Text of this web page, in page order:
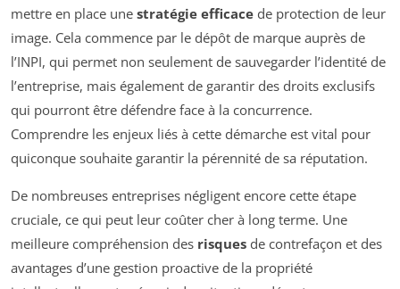
mettre en place une stratégie efficace de protection de leur
image. Cela commence par le dépôt de marque auprès de
l’INPI, qui permet non seulement de sauvegarder l’identité de
l’entreprise, mais également de garantir des droits exclusifs
qui pourront être défendre face à la concurrence.
Comprendre les enjeux liés à cette démarche est vital pour
quiconque souhaite garantir la pérennité de sa réputation.
De nombreuses entreprises négligent encore cette étape
cruciale, ce qui peut leur coûter cher à long terme. Une
meilleure compréhension des risques de contrefaçon et des
avantages d’une gestion proactive de la propriété